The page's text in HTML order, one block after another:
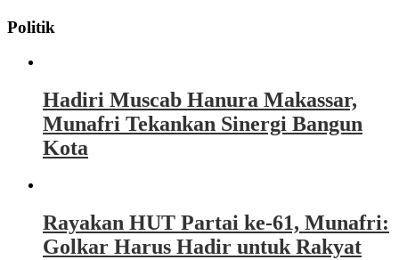
Politik
Hadiri Muscab Hanura Makassar,
Munafri Tekankan Sinergi Bangun
Kota
Rayakan HUT Partai ke-61, Munafri:
Golkar Harus Hadir untuk Rakyat